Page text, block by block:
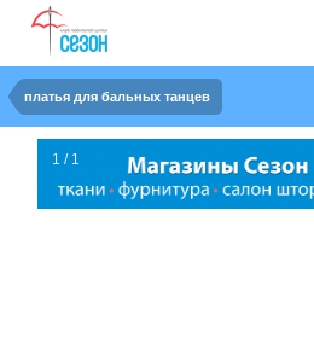
платья для бальных танцев
1 / 1